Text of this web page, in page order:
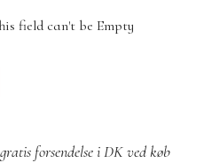
field can't be Empty
forsendelse i DK ved køb